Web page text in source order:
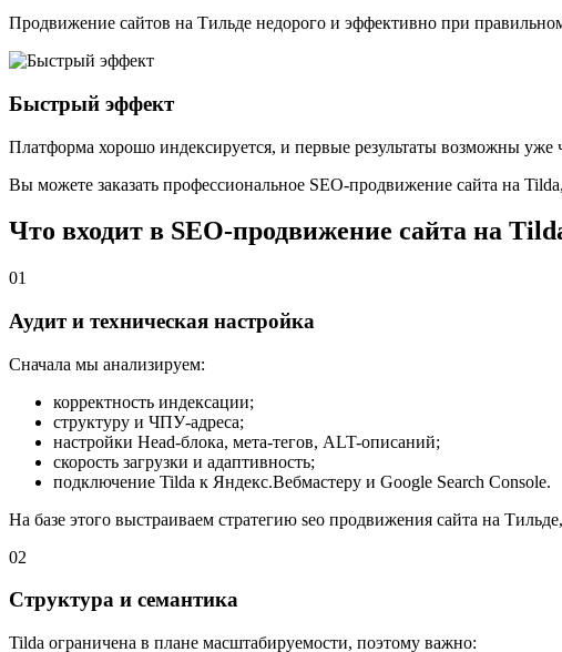
Продвижение сайтов на Тильде недорого и эффективно при
Быстрый эффект
Платформа хорошо индексируется, и первые результаты возможны уже
Вы можете заказать профессиональное SEO-продвижение сайта на
Что входит в SEO-продвижение сайта на
01
Аудит и техническая настройка
Сначала мы анализируем:
корректность индексации;
структуру и ЧПУ-адреса;
настройки Head-блока, мета-тегов, ALT-описаний;
скорость загрузки и адаптивность;
подключение Tilda к Яндекс.Вебмастеру и Google Search Console.
На базе этого выстраиваем стратегию seo продвижения сайта на
02
Структура и семантика
Tilda ограничена в плане масштабируемости, поэтому важно: